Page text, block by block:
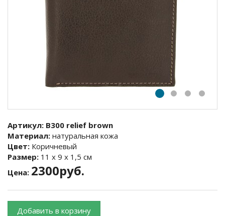
Артикул: B300 relief brown
Материал: натуральная кожа
Цвет: Коричневый
Размер: 11 х 9 х 1,5 см
Цена: 2300руб.
Добавить в корзину